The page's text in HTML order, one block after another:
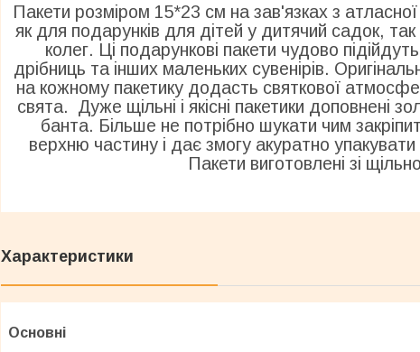
Пакети розміром 15*23 см на зав'язках з атласної
як для подарунків для дітей у дитячий садок,
колег. Ці подарункові пакети чудово
дрібниць та інших маленьких сувенірів.
на кожному пакетику додасть святкової
свята. Дуже щільні і якісні пакетики доповнені
банта. Більше не потрібно шукати чим
верхню частину і дає змогу акуратно
Пакети виготовлені зі
Характеристики
Основні